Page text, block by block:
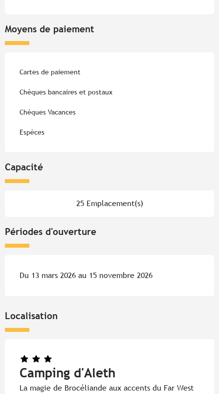
Moyens de paiement
Cartes de paiement
Chèques bancaires et postaux
Chèques Vacances
Espèces
Capacité
25 Emplacement(s)
Périodes d'ouverture
Du 13 mars 2026 au 15 novembre 2026
Localisation
Camping d'Aleth
La magie de Brocéliande aux accents du Far West